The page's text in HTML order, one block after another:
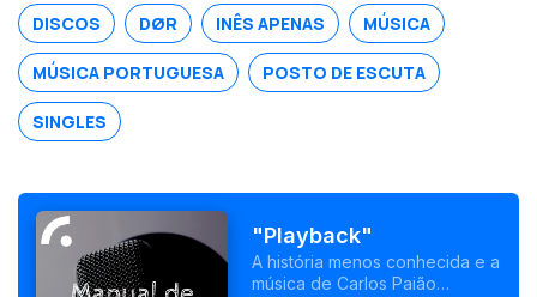
DISCOS DØR INÊS APENAS MÚSICA
MÚSICA PORTUGUESA POSTO DE ESCUTA
SINGLES
"Playback"
A história menos conhecida e a
música de Carlos Paião